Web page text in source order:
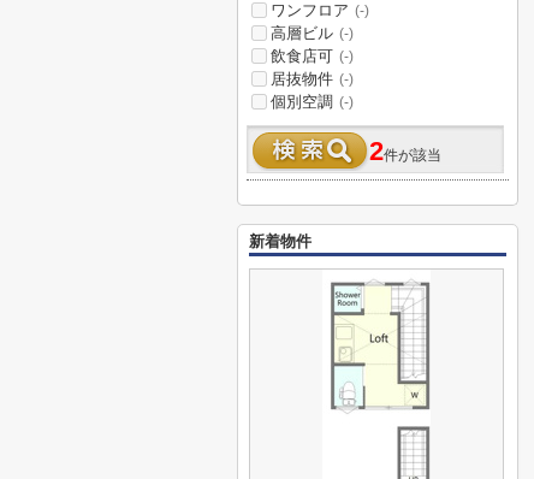
ワンフロア (-)
高層ビル (-)
飲食店可 (-)
居抜物件 (-)
個別空調 (-)
2件が該当
新着物件